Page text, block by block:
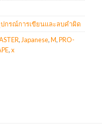
กรณ์การเขียนและลบคำผิด
,Japanese,M,PRO-
,x